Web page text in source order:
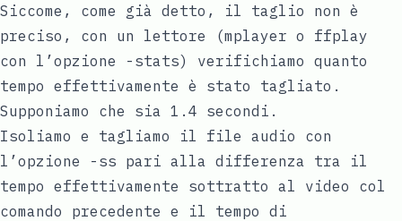
Siccome, come già detto, il taglio non è
preciso, con un lettore (mplayer o ffplay
con l’opzione -stats) verifichiamo quanto
tempo effettivamente è stato tagliato.
Supponiamo che sia 1.4 secondi.
Isoliamo e tagliamo il file audio con
l’opzione -ss pari alla differenza tra il
tempo effettivamente sottratto al video col
comando precedente e il tempo di